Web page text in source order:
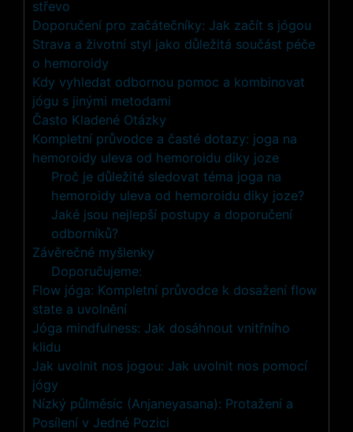
střevo
Doporučení pro začátečníky: Jak začít s jógou
Strava a životní styl jako důležitá součást péče
o hemoroidy
Kdy vyhledat odbornou pomoc a kombinovat
jógu s jinými metodami
Často Kladené Otázky
Kompletní průvodce a časté dotazy: joga na
hemoroidy uleva od hemoroidu diky joze
Proč je důležité sledovat téma joga na
hemoroidy uleva od hemoroidu diky joze?
Jaké jsou nejlepší postupy a doporučení
odborníků?
Závěrečné myšlenky
Doporučujeme:
Flow jóga: Kompletní průvodce k dosažení flow
state a uvolnění
Jóga mindfulness: Jak dosáhnout vnitřního
klidu
Jak uvolnit nos jogou: Jak uvolnit nos pomocí
jógy
Nízký půlměsíc (Anjaneyasana): Protažení a
Posílení v Jedné Pozici